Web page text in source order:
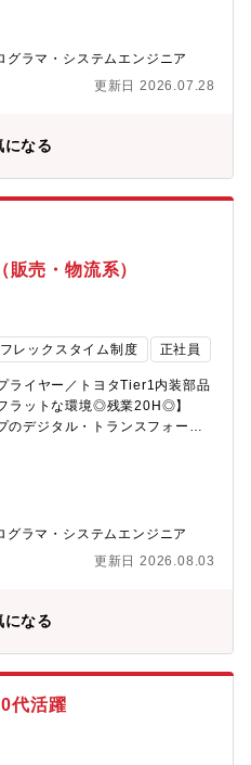
る下記業務をお任せ致します。
開発＞・要件確認(Fit＆Gap) ：
の打ち合わせ・SaaSサービス選
ーのとりまとめ、仕様調整、
行・製薬など多様な業界のお客
お客様先へ戦略的出向や常駐も
つながる事例が多くありま
いテクノロジーの導入にも積極
ンダーではなく、社会インフラ
共創するパートナー」として、
・また、新規顧客開拓もミッシ
クトマネジメントスキルを磨く
スデベロップメントの経験を積
ート両面でロールモデルとなる
ャリア入社社員が活躍してお
社のコンサルティング組織と協
の新規顧客の獲得や案件領域の
ています。＜プロジェクト事例
、データ分析基盤の構築など
を掲げています。その達成に向
戦略の要となっており、プロジ
たな案件を獲得することが求め
クトのリーダーとなっていただ
活動から受注後のマネジメン
遂行することを期待しておりま
には、プロジェクトリーダーと
お任せします。・提案活動：お
解決のためのソリューションを
様、他ベンダーとの打ち合わ
様、他ベンダーとの打ち合わ
単体テスト：パートナーのとり
テスト、システムテスト：テス
・保守・運用：アプリ保守、問
模（1～数千万円）案件の開発
途に、プロジェクトリーダーと
織としてフォローしますので、
立ちを期待します。また新規の
スが大半ですので、ドアノック
、お客さまの課題解決に専念し
ます。【仕事の魅力・やりが
お客さまやさまざまな領域のプ
開発まで一貫して携わることが
トマネジメントスキルを磨くこ
プロジェクトの立ち上げに関わ
デベロップメントの経験を積む
ご経験ご志向に応じて、将来
グラマ・システムエンジニア
更新日 2026.07.28
になる
販売・物流系）
フレックスタイム制度 正社員
ライヤー／トヨタTier1内装部品
ラットな環境◎残業20H◎】
のデジタル・トランスフォーメ
らのポジションは、経営幹部、
物流系の業務改革とデジタル実
社の要になる組織のポジション
、顧客へのアプローチ、アフタ
・マーケティングの現場からサ
す。■職務詳細：・販売・物流部
革立案・経営、組織のビジョン
プロジェクトマネージメント・
ーム管理やプロジェクト管理■配
ント部配属予定のITマネジメン
デジタルとデータを活用して業
仕組み創りを推進しています。
グループのIT企業である
グラマ・システムエンジニア
更新日 2026.08.03
になる
代活躍